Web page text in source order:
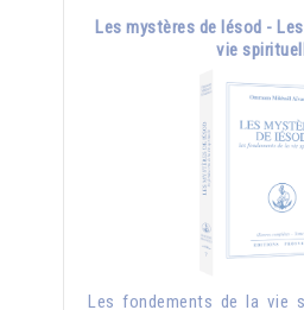
Les mystères de Iésod -
vie
Les fondements de la vie